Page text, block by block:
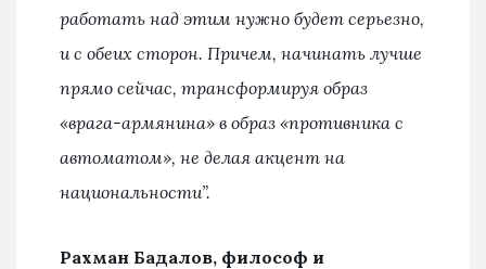
работать над этим нужно будет серьезно,
и с обеих сторон. Причем, начинать лучше
прямо сейчас, трансформируя образ
«врага-армянина» в образ «противника с
автоматом», не делая акцент на
национальности”.
Рахман Бадалов, философ и